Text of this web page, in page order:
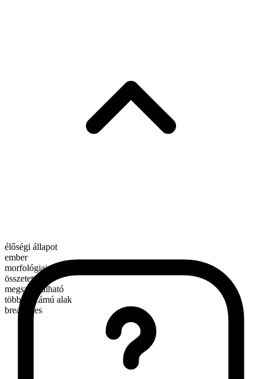
élőségi állapot
ember
morfológiai összetétel
összetett
megszámlálható
többes számú alak
breadlines